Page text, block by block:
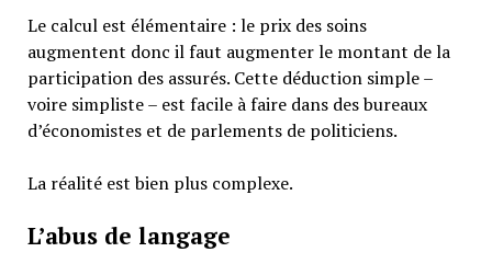
Le calcul est élémentaire : le prix des soins
augmentent donc il faut augmenter le montant de la
participation des assurés. Cette déduction simple –
voire simpliste – est facile à faire dans des bureaux
d’économistes et de parlements de politiciens.
La réalité est bien plus complexe.
L’abus de langage